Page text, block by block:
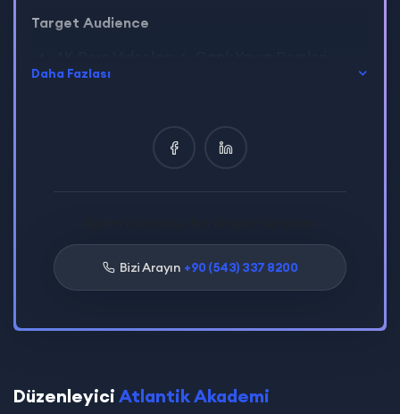
Target Audience
Sertifikasyon
Daha Fazlası
Bizi Arayın +90 (543) 337 8200
Düzenleyici Atlantik Akademi